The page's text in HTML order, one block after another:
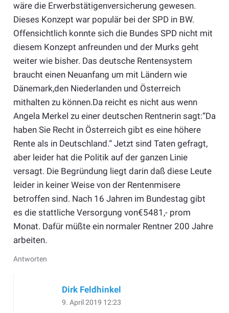
wäre die Erwerbstätigenversicherung gewesen.
Dieses Konzept war populär bei der SPD in BW.
Offensichtlich konnte sich die Bundes SPD nicht mit
diesem Konzept anfreunden und der Murks geht
weiter wie bisher. Das deutsche Rentensystem
braucht einen Neuanfang um mit Ländern wie
Dänemark,den Niederlanden und Österreich
mithalten zu können.Da reicht es nicht aus wenn
Angela Merkel zu einer deutschen Rentnerin sagt:“Da
haben Sie Recht in Österreich gibt es eine höhere
Rente als in Deutschland.“ Jetzt sind Taten gefragt,
aber leider hat die Politik auf der ganzen Linie
versagt. Die Begründung liegt darin daß diese Leute
leider in keiner Weise von der Rentenmisere
betroffen sind. Nach 16 Jahren im Bundestag gibt
es die stattliche Versorgung von€5481,- prom
Monat. Dafür müßte ein normaler Rentner 200 Jahre
arbeiten.
Antworten
Dirk Feldhinkel
9. April 2019 12:23